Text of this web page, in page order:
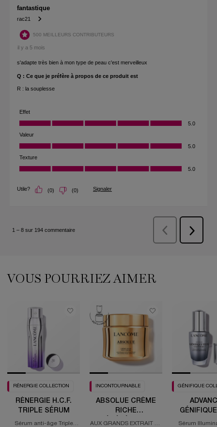
VOUS POURRIEZ AIMER
RÉNERGIE COLLECTION
RÉNERGIE H.C.F.
TRIPLE SÉRUM
Sérum anti-âge Triple
INCONTOURNABLE
ABSOLUE CRÈME
RICHE
RÉGÉNÉRANTE
AUX GRANDS EXTRAIT DE
GÉNIFIQUE
LIGHT-
Sérum